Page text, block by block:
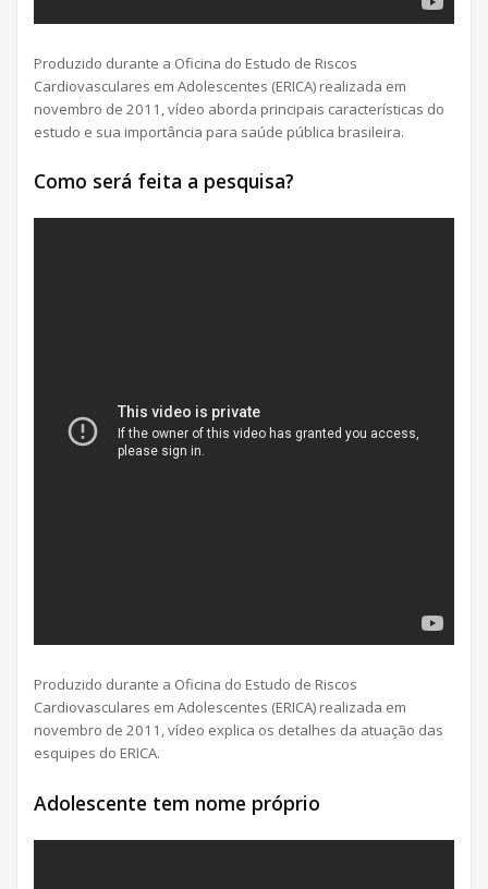
Produzido durante a Oficina do Estudo de Riscos
Cardiovasculares em Adolescentes (ERICA) realizada em
novembro de 2011, vídeo aborda principais características do
estudo e sua importância para saúde pública brasileira.
Como será feita a pesquisa?
Produzido durante a Oficina do Estudo de Riscos
Cardiovasculares em Adolescentes (ERICA) realizada em
novembro de 2011, vídeo explica os detalhes da atuação das
esquipes do ERICA.
Adolescente tem nome próprio